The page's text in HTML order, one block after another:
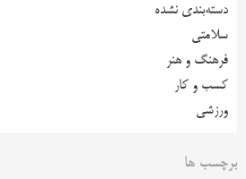
دسته‌بندی نشده
سلامتی
فرهنگ و هنر
کسب و کار
ورزشی
برچسب ها